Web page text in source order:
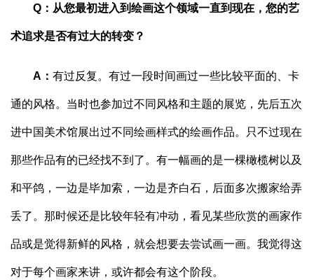
Q ： 从您最初进入到绘画这个领域一直到现在，您的艺
术追求是否有过大的转变？
A ： 有过反复。有过一段时间画过一些比较平面的、卡
通的风格。当时也参加过不同风格和主题的展览，先后五次
进中国美术馆展出过不同绘画样式的绘画作品。只不过现在
那些作品有的已经找不到了。有一幅画的是一棵橄榄树以及
和平鸽，一边是毕加索，一边是齐白石，后面多次搬家给弄
丢了。那时候还是比较年轻有冲动，看见某些欣赏的画家作
品或是觉得新鲜的风格，就会想要去尝试画一画。我觉得这
对于每个画家来讲，或许都会有这个阶段。